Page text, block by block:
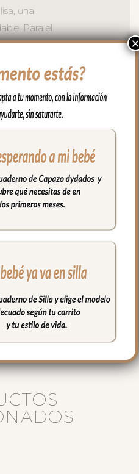
una
Para el
muy
puedes lavar
jabones no
carro al
de tu bebé
en el interior y
interior
con sus asas
el asa largo.
×